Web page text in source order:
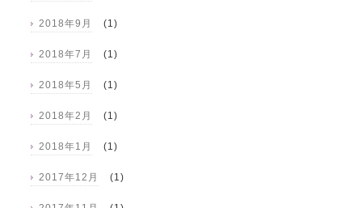
2018年9月 (1)
2018年7月 (1)
2018年5月 (1)
2018年2月 (1)
2018年1月 (1)
2017年12月 (1)